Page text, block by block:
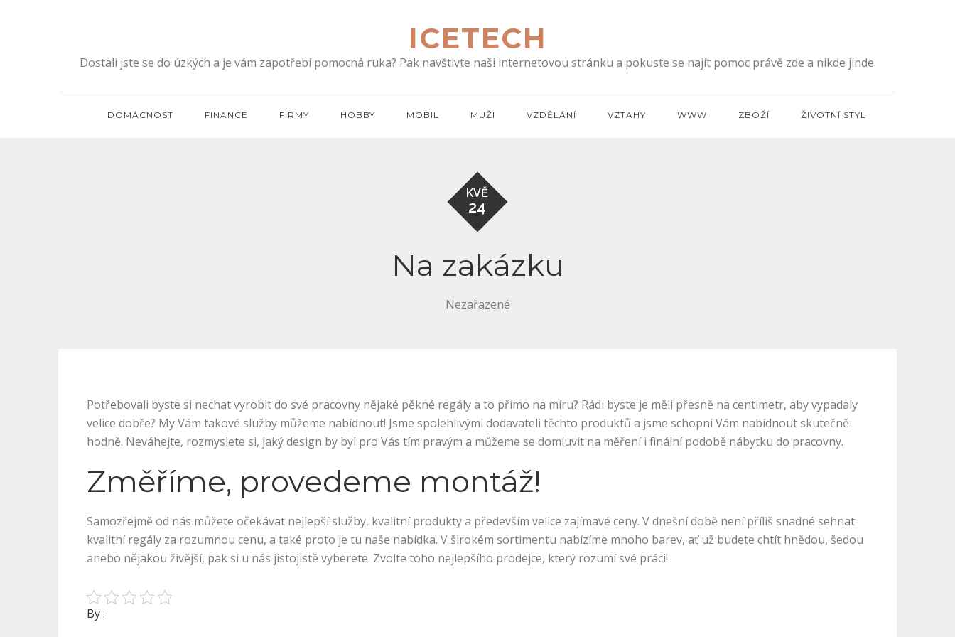
ICETECH
Dostali jste se do úzkých a je vám zapotřebí pomocná ruka? Pak navštivte naši internetovou stránku a pokuste se najít pomoc právě zde a nikde jinde.
DOMÁCNOST FINANCE FIRMY HOBBY MOBIL MUŽI VZDĚLÁNÍ VZTAHY WWW ZBOŽÍ ŽIVOTNÍ STYL
KVĚ
24
Na zakázku
Nezařazené
Potřebovali byste si nechat vyrobit do své pracovny nějaké pěkné regálya to přímo na míru? Rádi byste je měli přesně na centimetr, aby vypadaly
velice dobře? My Vám takové služby můžeme nabídnout! Jsme spolehlivými dodavateli těchto produktů a jsme schopni Vám nabídnout skutečně
hodně. Neváhejte, rozmyslete si, jaký design by byl pro Vás tím pravým a můžeme se domluvit na měření i finální podobě nábytku do pracovny.
Změříme, provedeme montáž!
Samozřejmě od nás můžete očekávat nejlepší služby, kvalitní produkty a především velice zajímavé ceny. V dnešní době není příliš snadné sehnat
kvalitní regály za rozumnou cenu, a také proto je tu naše nabídka. V širokém sortimentu nabízíme mnoho barev, ať už budete chtít hnědou, šedou
anebo nějakou živější, pak si u nás jistojistě vyberete. Zvolte toho nejlepšího prodejce, který rozumí své práci!
By :